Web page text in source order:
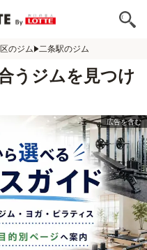
のジム 二条駅のジム
うジムを見つけ